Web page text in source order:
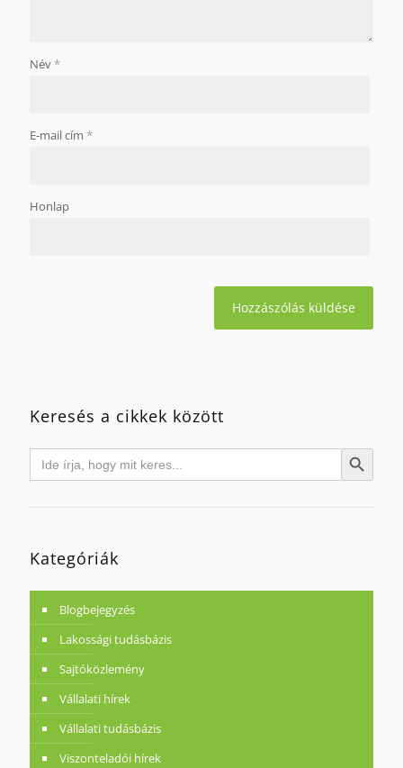
Név*
E-mail cím *
Honlap
Keresés a cikkek között
Search
for: Search Button
Kategóriák
Blogbejegyzés
Lakossági tudásbázis
Sajtóközlemény
Vállalati hírek
Vállalati tudásbázis
Viszonteladói hírek